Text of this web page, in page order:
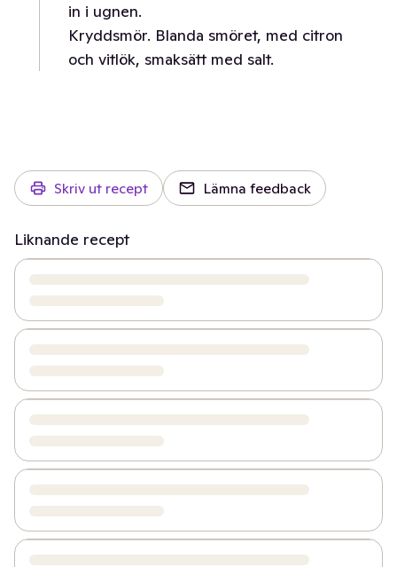
in i ugnen.
Kryddsmör. Blanda smöret, med citron
och vitlök, smaksätt med salt.
Skriv ut recept Lämna feedback
Liknande recept